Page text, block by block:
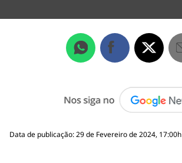
Data de publicação: 29 de Fevereiro de 2024, 17:00h